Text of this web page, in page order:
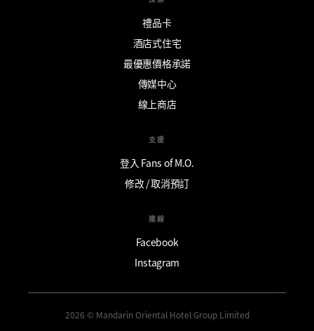
禮品卡
酒店式住宅
最優惠價格承諾
傳媒中心
線上商店
支援
登入 Fans of M.O.
修改 / 取消預訂
連線
Facebook
Instagram
2026 © Mandarin Oriental Hotel Group Limited